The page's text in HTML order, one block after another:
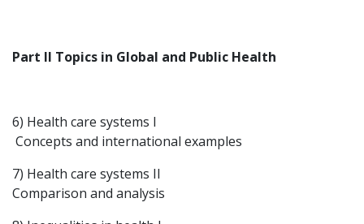
Part II Topics in Global and Public Health
6) Health care systems I
Concepts and international examples
7) Health care systems II
Comparison and analysis